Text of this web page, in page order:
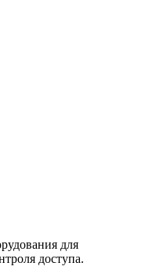
для
доступа.